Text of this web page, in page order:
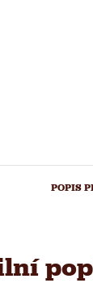
POPIS